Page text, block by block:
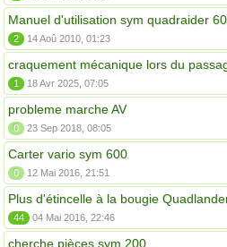
Manuel d'utilisation sym quadraider
2 14 Aoû 2010, 01:23
craquement mécanique lors du
1 18 Avr 2025, 07:05
probleme marche AV
0 23 Sep 2018, 08:05
Carter vario sym 600
0 12 Mai 2016, 21:51
Plus d'étincelle à la bougie
44
04 Mai 2016, 22:46
cherche pièces sym 200